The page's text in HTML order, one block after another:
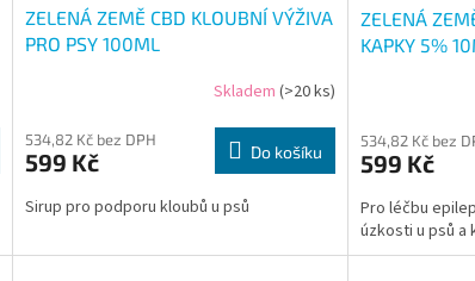
ZELENÁ ZEMĚ CBD KLOUBNÍ VÝŽIVA
PRO PSY 100ML
Skladem (>20 ks)
534,82 Kč bez DPH
599 Kč Do košíku
Sirup pro podporu kloubů u psů
ZELENÁ
KAPKY 5%
534,82 Kč bez
599 Kč
Pro léčbu
úzkosti u psů a